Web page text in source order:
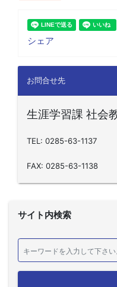
シェア
お問合せ先
生涯学習課 社会
TEL: 0285-63-1137
FAX: 0285-63-1138
サイト内検索